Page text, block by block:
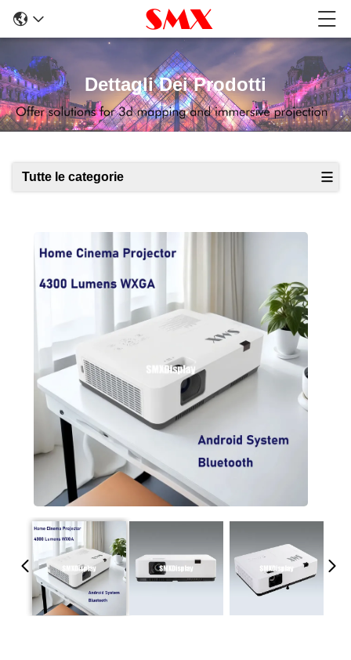
Dettagli Dei Prodotti
Tutte le categorie